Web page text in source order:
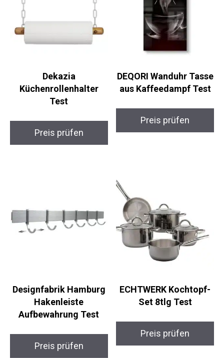
Dekazia
Küchenrollenhalter
Test
Preis prüfen
DEQORI Wanduhr Tasse
aus Kaffeedampf Test
Preis prüfen
Designfabrik Hamburg
Hakenleiste
Aufbewahrung Test
Preis prüfen
ECHTWERK Kochtopf-
Set 8tlg Test
Preis prüfen